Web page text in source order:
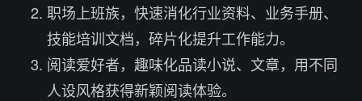
职场上班族，快速消化行业资料、业务手册、
技能培训文档，碎片化提升工作能力。
阅读爱好者，趣味化品读小说、文章，用不同
人设风格获得新颖阅读体验。